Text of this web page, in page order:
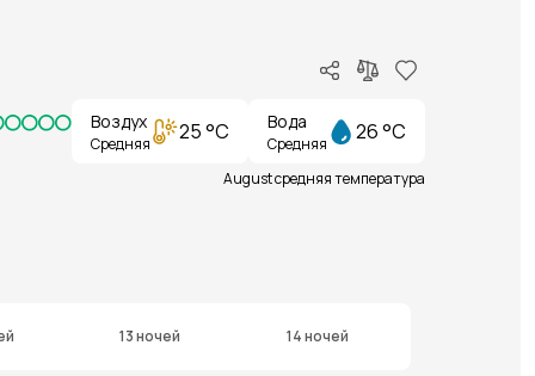
Воздух
Средняя 25 °C Вода
Средняя 26 °C
August средняя температура
13 ночей 14 ночей